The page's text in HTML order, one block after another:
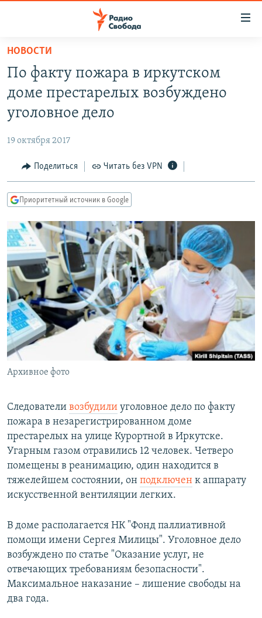
упрощенного
доступа
основному
Вернутся
Вернутся
поиску
ПРОГРАММЫ
ПОДКАСТЫ
АВТОРСКИЕ ПРОЕКТЫ
МНЕНИЯ
КУЛЬТУРА
КАВКАЗ.РЕАЛИИ
СЕВЕР.РЕАЛИИ
СИБИРЬ.РЕАЛИИ
РАСПИСАНИЕ ВЕЩАНИЯ
ПОДПИШИТЕСЬ НА РАССЫЛКУ
СОЦИАЛЬНЫЕ СЕТИ
Все сайты РСЕ/РС
НОВОСТИ
По факту пожара в иркутском
доме престарелых возбуждено
уголовное дело
19 октября 2017
Поделиться Читать без VPN
Приоритетный источник в Google
Архивное фото
Следователи возбудили уголовное дело по факту
пожара в незарегистрированном доме
престарелых на улице Курортной в Иркутске.
Угарным газом отравились 12 человек. Четверо
помещены в реанимацию, один находится в
тяжелейшем состоянии, он подключен к аппарату
искусственной вентиляции легких.
В доме располагается НК "Фонд паллиативной
помощи имени Сергея Милицы". Уголовное дело
возбуждено по статье "Оказание услуг, не
отвечающих требованиям безопасности".
Максимальное наказание – лишение свободы на
два года.